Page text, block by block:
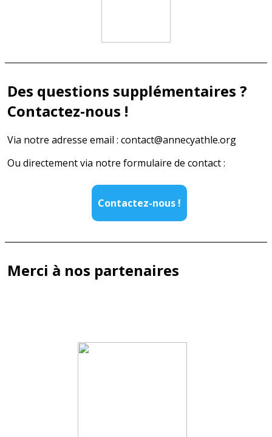
Des questions supplémentaires ?
Contactez-nous !
Via notre adresse email : contact@annecyathle.org
Ou directement via notre formulaire de contact :
Contactez-nous !
Merci à nos partenaires